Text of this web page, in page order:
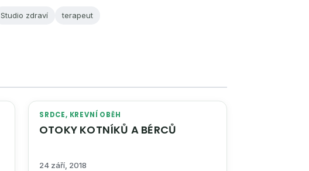
Studio zdraví terapeut
SRDCE, KREVNÍ OBĚH
OTOKY KOTNÍKŮ A BÉRCŮ
24 září, 2018